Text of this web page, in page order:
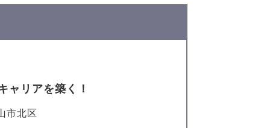
ャリアを築く！
市北区